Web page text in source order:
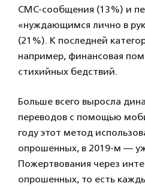
СМС-сообщения (13%) и
«нуждающимся лично в
(21%). К последней
например, финансовая
стихийных бедствий.
Больше всего выросла
переводов с помощью
году этот метод
опрошенных, в 2019-м —
Пожертвования через
опрошенных, то есть